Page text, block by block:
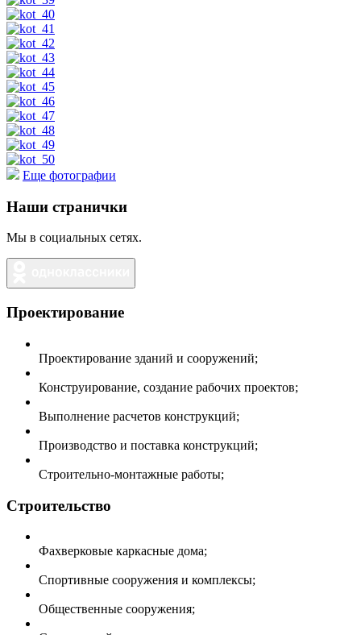
Еще фотографии
Наши странички
Мы в социальных сетях.
Проектирование
Проектирование зданий и сооружений;
Конструирование, создание рабочих проектов;
Выполнение расчетов конструкций;
Производство и поставка конструкций;
Строительно-монтажные работы;
Строительство
Фахверковые каркасные дома;
Спортивные сооружения и комплексы;
Общественные сооружения;